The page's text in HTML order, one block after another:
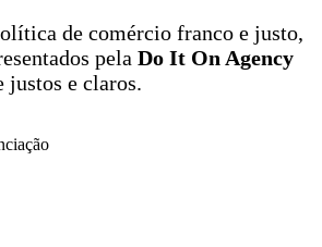
de comércio franco e justo,
pela Do It On Agency
justos e claros.